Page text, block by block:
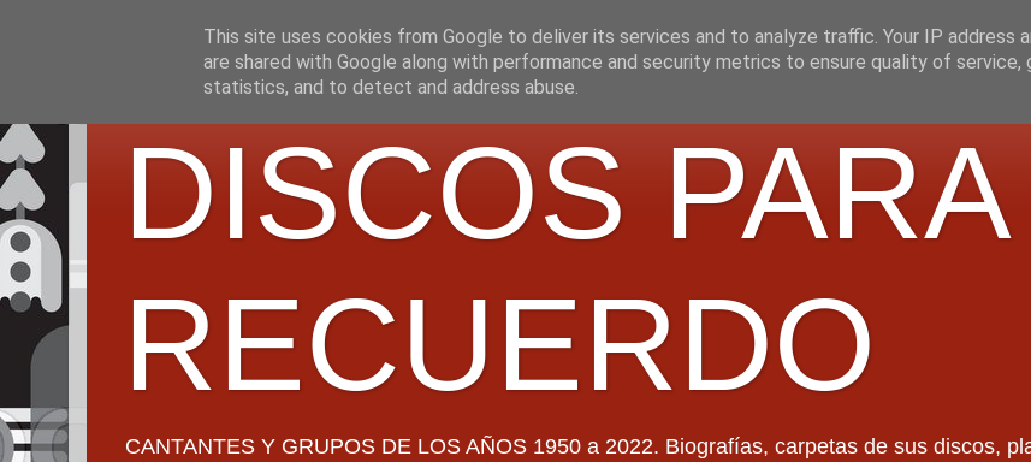
DISCOS
RECUERDO
CANTANTES Y GRUPOS DE LOS AÑOS 1950 a 2022. Biografías, carpetas de sus discos,
This site uses cookies from Google to deliver its services and to analyze traffic. Your IP address
are shared with Google along with performance and security metrics to ensure quality of service,
statistics, and to detect and address abuse.